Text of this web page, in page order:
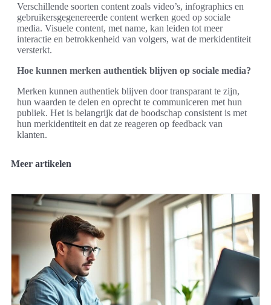
Verschillende soorten content zoals video’s, infographics en
gebruikersgegenereerde content werken goed op sociale
media. Visuele content, met name, kan leiden tot meer
interactie en betrokkenheid van volgers, wat de merkidentiteit
versterkt.
Hoe kunnen merken authentiek blijven op sociale media?
Merken kunnen authentiek blijven door transparant te zijn,
hun waarden te delen en oprecht te communiceren met hun
publiek. Het is belangrijk dat de boodschap consistent is met
hun merkidentiteit en dat ze reageren op feedback van
klanten.
Meer artikelen